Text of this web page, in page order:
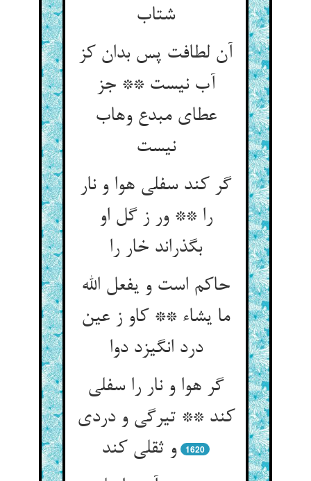
شتاب‏
آن لطافت پس بدان کز
آب نیست ** جز
عطای مبدع وهاب
نیست‏
گر کند سفلی هوا و نار
را ** ور ز گل او
بگذراند خار را
حاکم است و یفعل الله
ما یشاء ** کاو ز عین
درد انگیزد دوا
گر هوا و نار را سفلی
کند ** تیرگی و دردی
و ثقلی کند
1620